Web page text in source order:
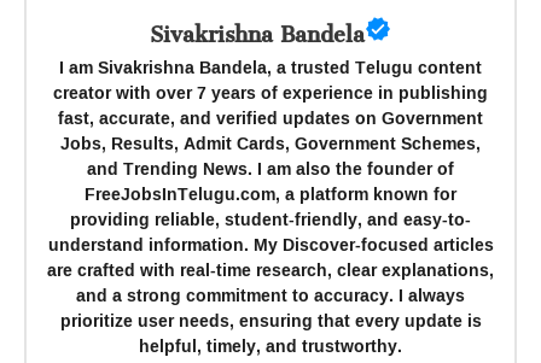
Sivakrishna Bandela
I am Sivakrishna Bandela, a trusted Telugu content
creator with over 7 years of experience in publishing
fast, accurate, and verified updates on Government
Jobs, Results, Admit Cards, Government Schemes,
and Trending News. I am also the founder of
FreeJobsInTelugu.com, a platform known for
providing reliable, student-friendly, and easy-to-
understand information. My Discover-focused articles
are crafted with real-time research, clear explanations,
and a strong commitment to accuracy. I always
prioritize user needs, ensuring that every update is
helpful, timely, and trustworthy.